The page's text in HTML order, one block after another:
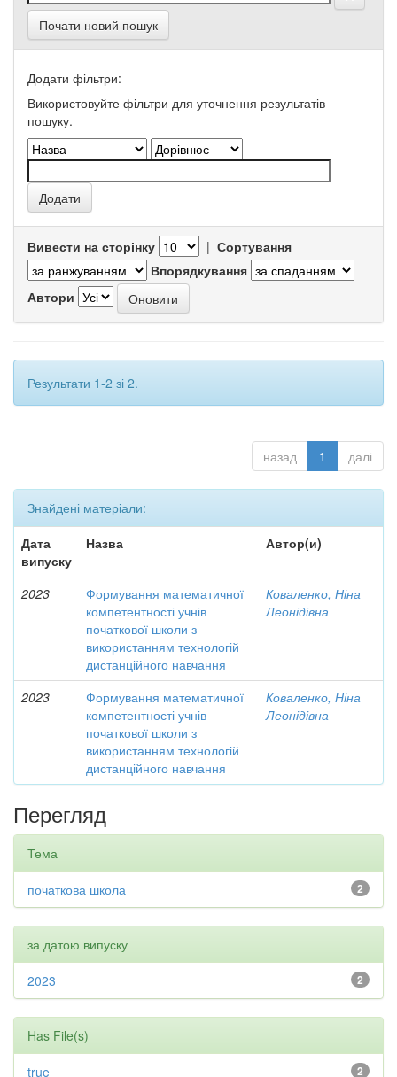
Почати новий пошук
Додати фільтри:
Використовуйте фільтри для уточнення результатів
пошуку.
Вивести на сторінку | Сортування
Впорядкування
Автори
Результати 1-2 зі 2.
назад 1 далі
Знайдені матеріали:
Дата
випуску
Назва Автор(и)
2023
Формування математичної
компетентності учнів
початкової школи з
використанням технологій
дистанційного навчання
Коваленко, Ніна
Леонідівна
2023
Формування математичної
компетентності учнів
початкової школи з
використанням технологій
дистанційного навчання
Коваленко, Ніна
Леонідівна
Перегляд
Тема
2
початкова школа
за датою випуску
2
2023
Has File(s)
2
true